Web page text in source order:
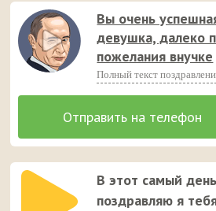
Вы очень
девушка, далеко
пожелания внучке
Полный текст
В этот самый
поздравляю я